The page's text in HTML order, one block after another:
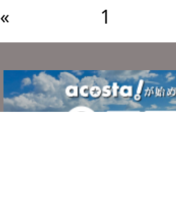
« 1